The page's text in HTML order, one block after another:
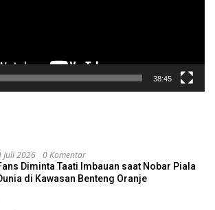
38:45
Juli 2026 0 Komentar
Diminta Taati Imbauan saat Nobar Piala
di Kawasan Benteng Oranje